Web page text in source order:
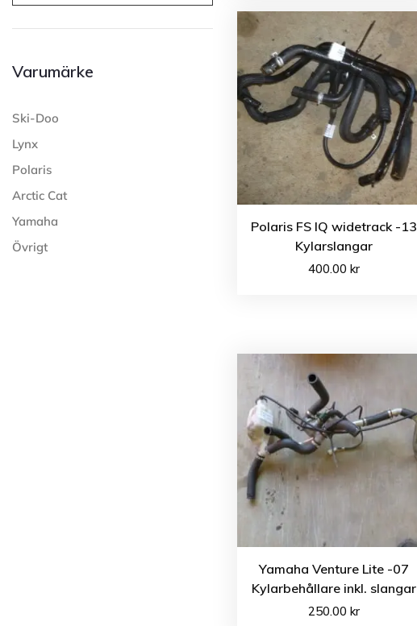
Varumärke
Ski-Doo
Lynx
Polaris
Arctic Cat
Yamaha
Övrigt
Polaris FS IQ widetrack -13
Kylarslangar
400.00kr
Yamaha Venture Lite -07
Kylarbehållare inkl. slangar
250.00kr